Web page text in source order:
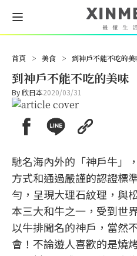
首頁 > 美食 > 到神戶不能不吃的
到神戶不能不吃的美
By欣日本2020/03/31
馳名海內外的「神戶牛」
方式和通過嚴謹的認證標
勻，呈現大理石紋理，與
本三大和牛之一，受到世
以牛排聞名的神戶，當然
會！不論遊人喜歡的是燒